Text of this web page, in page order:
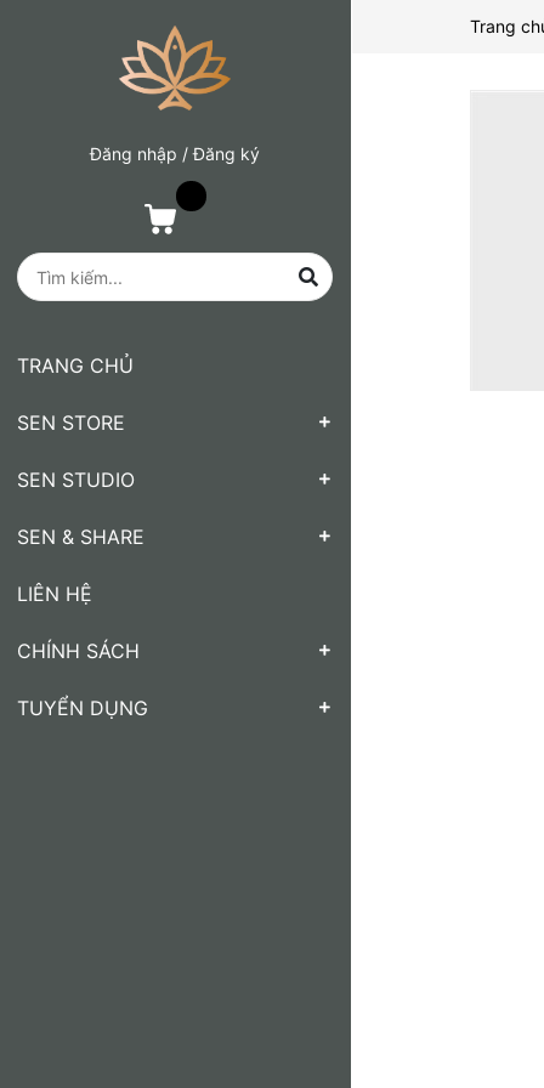
Đăng nhập /Đăng ký
TRANG CHỦ
SEN STORE
SEN STUDIO
SEN & SHARE
LIÊN HỆ
CHÍNH SÁCH
TUYỂN DỤNG
Trang